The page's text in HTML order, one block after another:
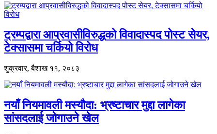
ट्रम्पद्वारा आप्रवासीविरुद्धको विवादास्पद पोस्ट सेयर,
टेक्सासमा चर्कियो विरोध
शुक्रवार, बैशाख ११, २०८३
नयाँ नियमावली मस्यौदा: भ्रष्टाचार मुद्दा लागेका
सांसदलाई जोगाउने खेल